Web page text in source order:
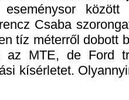
között
Csaba
tíz méterről dobott
MTE, de Ford
kísérletet.